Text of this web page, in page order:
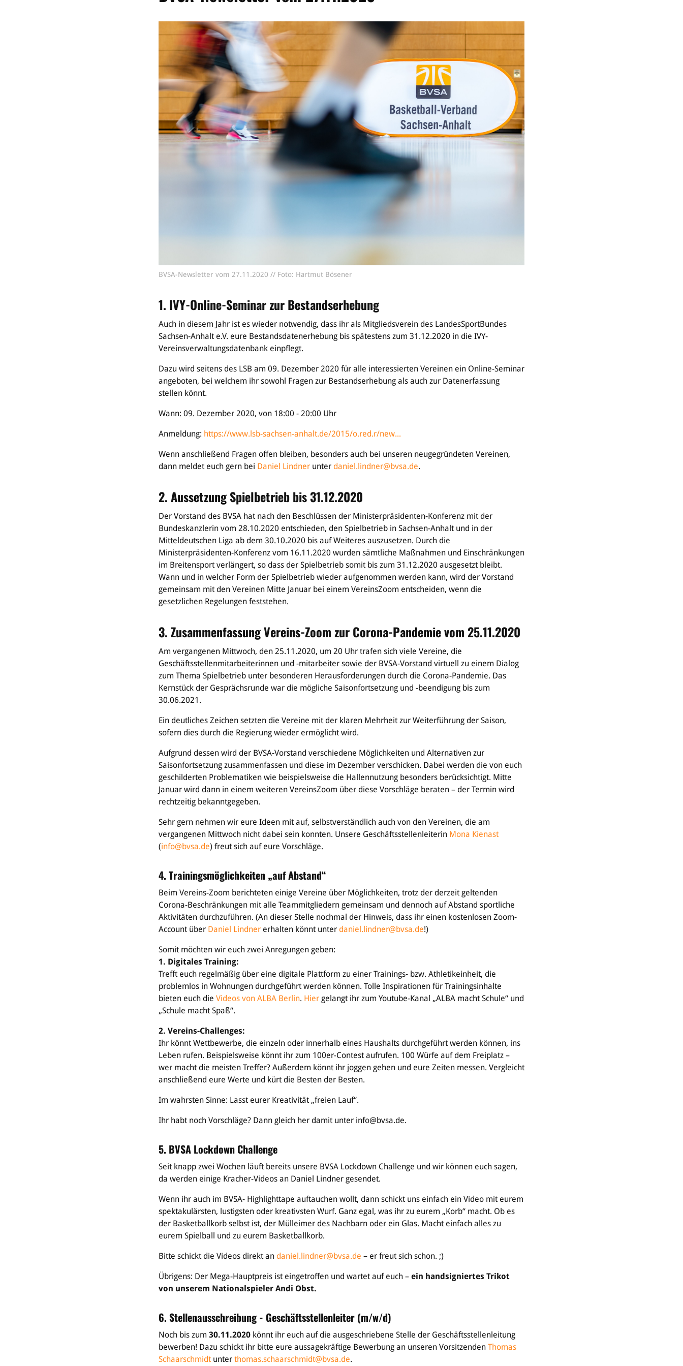
BVSA-Newsletter vom 27.11.2020 // Foto: Hartmut Bösener
1. IVY-Online-Seminar zur Bestandserhebung
Auch in diesem Jahr ist es wieder notwendig, dass ihr als Mitgliedsverein des LandesSportBundes
Sachsen-Anhalt e.V. eure Bestandsdatenerhebung bis spätestens zum 31.12.2020 in die IVY-
Vereinsverwaltungsdatenbank einpflegt.
Dazu wird seitens des LSB am 09. Dezember 2020 für alle interessierten Vereinen ein Online-Seminar
angeboten, bei welchem ihr sowohl Fragen zur Bestandserhebung als auch zur Datenerfassung
stellen könnt.
Wann: 09. Dezember 2020, von 18:00 - 20:00 Uhr
Anmeldung: https://www.lsb-sachsen-anhalt.de/2015/o.red.r/new...
Wenn anschließend Fragen offen bleiben, besonders auch bei unseren neugegründeten Vereinen,
dann meldet euch gern bei Daniel Lindner unter daniel.lindner@bvsa.de.
2. Aussetzung Spielbetrieb bis 31.12.2020
Der Vorstand des BVSA hat nach den Beschlüssen der Ministerpräsidenten-Konferenz mit der
Bundeskanzlerin vom 28.10.2020 entschieden, den Spielbetrieb in Sachsen-Anhalt und in der
Mitteldeutschen Liga ab dem 30.10.2020 bis auf Weiteres auszusetzen. Durch die
Ministerpräsidenten-Konferenz vom 16.11.2020 wurden sämtliche Maßnahmen und Einschränkungen
im Breitensport verlängert, so dass der Spielbetrieb somit bis zum 31.12.2020 ausgesetzt bleibt.
Wann und in welcher Form der Spielbetrieb wieder aufgenommen werden kann, wird der Vorstand
gemeinsam mit den Vereinen Mitte Januar bei einem VereinsZoom entscheiden, wenn die
gesetzlichen Regelungen feststehen.
3. Zusammenfassung Vereins-Zoom zur Corona-Pandemie vom 25.11.2020
Am vergangenen Mittwoch, den 25.11.2020, um 20 Uhr trafen sich viele Vereine, die
Geschäftsstellenmitarbeiterinnen und -mitarbeiter sowie der BVSA-Vorstand virtuell zu einem Dialog
zum Thema Spielbetrieb unter besonderen Herausforderungen durch die Corona-Pandemie. Das
Kernstück der Gesprächsrunde war die mögliche Saisonfortsetzung und -beendigung bis zum
30.06.2021.
Ein deutliches Zeichen setzten die Vereine mit der klaren Mehrheit zur Weiterführung der Saison,
sofern dies durch die Regierung wieder ermöglicht wird.
Aufgrund dessen wird der BVSA-Vorstand verschiedene Möglichkeiten und Alternativen zur
Saisonfortsetzung zusammenfassen und diese im Dezember verschicken. Dabei werden die von euch
geschilderten Problematiken wie beispielsweise die Hallennutzung besonders berücksichtigt. Mitte
Januar wird dann in einem weiteren VereinsZoom über diese Vorschläge beraten – der Termin wird
rechtzeitig bekanntgegeben.
Sehr gern nehmen wir eure Ideen mit auf, selbstverständlich auch von den Vereinen, die am
vergangenen Mittwoch nicht dabei sein konnten. Unsere Geschäftsstellenleiterin Mona Kienast
(info@bvsa.de) freut sich auf eure Vorschläge.
4. Trainingsmöglichkeiten „auf Abstand“
Beim Vereins-Zoom berichteten einige Vereine über Möglichkeiten, trotz der derzeit geltenden
Corona-Beschränkungen mit alle Teammitgliedern gemeinsam und dennoch auf Abstand sportliche
Aktivitäten durchzuführen. (An dieser Stelle nochmal der Hinweis, dass ihr einen kostenlosen Zoom-
Account über Daniel Lindner erhalten könnt unter daniel.lindner@bvsa.de!)
Somit möchten wir euch zwei Anregungen geben:
1. Digitales Training:
Trefft euch regelmäßig über eine digitale Plattform zu einer Trainings- bzw. Athletikeinheit, die
problemlos in Wohnungen durchgeführt werden können. Tolle Inspirationen für Trainingsinhalte
bieten euch die Videos von ALBA Berlin. Hier gelangt ihr zum Youtube-Kanal „ALBA macht Schule“ und
„Schule macht Spaß“.
2. Vereins-Challenges:
Ihr könnt Wettbewerbe, die einzeln oder innerhalb eines Haushalts durchgeführt werden können, ins
Leben rufen. Beispielsweise könnt ihr zum 100er-Contest aufrufen. 100 Würfe auf dem Freiplatz –
wer macht die meisten Treffer? Außerdem könnt ihr joggen gehen und eure Zeiten messen. Vergleicht
anschließend eure Werte und kürt die Besten der Besten.
Im wahrsten Sinne: Lasst eurer Kreativität „freien Lauf“.
Ihr habt noch Vorschläge? Dann gleich her damit unter info@bvsa.de.
5. BVSA Lockdown Challenge
Seit knapp zwei Wochen läuft bereits unsere BVSA Lockdown Challenge und wir können euch sagen,
da werden einige Kracher-Videos an Daniel Lindner gesendet.
Wenn ihr auch im BVSA- Highlighttape auftauchen wollt, dann schickt uns einfach ein Video mit eurem
spektakulärsten, lustigsten oder kreativsten Wurf. Ganz egal, was ihr zu eurem „Korb“ macht. Ob es
der Basketballkorb selbst ist, der Mülleimer des Nachbarn oder ein Glas. Macht einfach alles zu
eurem Spielball und zu eurem Basketballkorb.
Bitte schickt die Videos direkt an daniel.lindner@bvsa.de – er freut sich schon. ;)
Übrigens: Der Mega-Hauptpreis ist eingetroffen und wartet auf euch – ein handsigniertes Trikot
von unserem Nationalspieler Andi Obst.
6. Stellenausschreibung - Geschäftsstellenleiter (m/w/d)
Noch bis zum 30.11.2020 könnt ihr euch auf die ausgeschriebene Stelle der Geschäftsstellenleitung
bewerben! Dazu schickt ihr bitte eure aussagekräftige Bewerbung an unseren Vorsitzenden Thomas
Schaarschmidtunter thomas.schaarschmidt@bvsa.de.